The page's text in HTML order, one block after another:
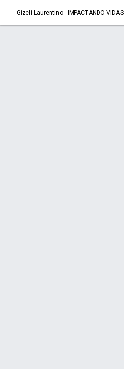
Gizeli Laurentino - IMPACTANDO VIDAS